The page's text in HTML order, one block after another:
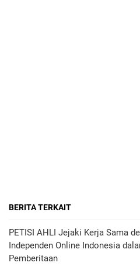
BERITA TERKAIT
PETISI AHLI Jejaki Kerja Sama
Independen Online Indonesia
Pemberitaan